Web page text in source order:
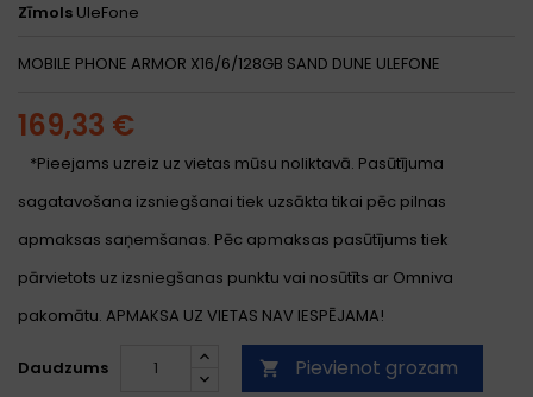
Zīmols UleFone
MOBILE PHONE ARMOR X16/6/128GB SAND DUNE ULEFONE
169,33 €
*Pieejams uzreiz uz vietas mūsu noliktavā. Pasūtījuma
sagatavošana izsniegšanai tiek uzsākta tikai pēc pilnas
apmaksas saņemšanas. Pēc apmaksas pasūtījums tiek
pārvietots uz izsniegšanas punktu vai nosūtīts ar Omniva
pakomātu. APMAKSA UZ VIETAS NAV IESPĒJAMA!
Daudzums  Pievienot grozam